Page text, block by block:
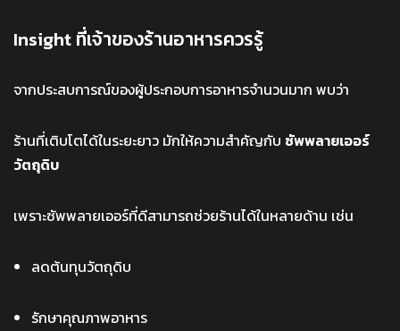
Insight ที่เจ้าของร้านอาหารควรรู้
จากประสบการณ์ของผู้ประกอบการอาหารจำนวนมาก พบว่า
ร้านที่เติบโตได้ในระยะยาว มักให้ความสำคัญกับ ซัพพลายเออร์
วัตถุดิบ
เพราะซัพพลายเออร์ที่ดีสามารถช่วยร้านได้ในหลายด้าน เช่น
ลดต้นทุนวัตถุดิบ
รักษาคุณภาพอาหาร